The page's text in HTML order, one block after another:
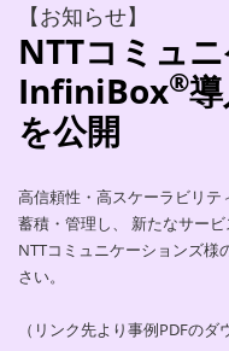
【お知らせ】
NTTコミュ
InfiniBox®
を公開
高信頼性・高スケーラビリ
蓄積・管理し、 新たなサー
NTTコミュニケーションズ様
さい。
（リンク先より事例PDFのダ